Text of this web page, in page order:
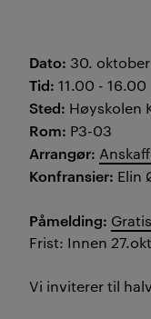
Dato: 30.
Tid: 11.00 - 16.00
Sted: Høyskolen
Rom: P3-03
Arrangør:
Konfransier: Elin
Påmelding:
Frist: Innen
Vi inviterer til